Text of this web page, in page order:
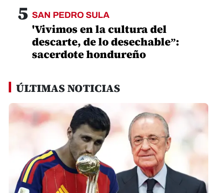
5 SAN PEDRO SULA
'Vivimos en la cultura del
descarte, de lo desechable”:
sacerdote hondureño
ÚLTIMAS NOTICIAS